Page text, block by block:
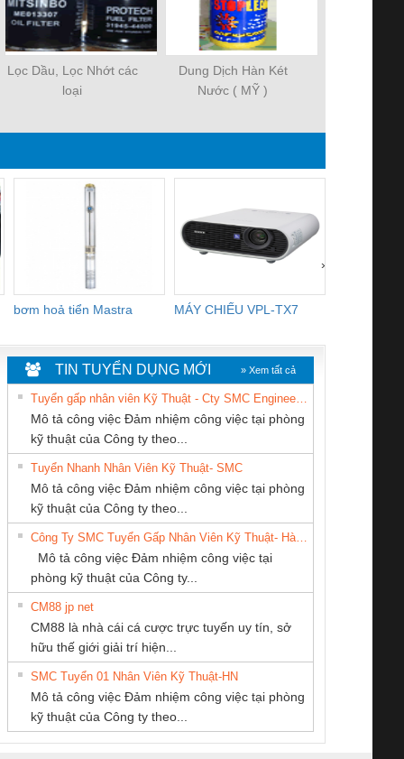
Lọc Dầu, Lọc Nhớt các
loại
Dung Dịch Hàn Két
Nước ( MỸ )
bơm hoả tiển Mastra MÁY CHIẾU VPL-TX7
›
An Toàn
Contact
– PSR-
SCP-
FSP/2X1/1X2
sát chuỗi
tấm pin
16I+
(2502520000)
Bộ giám sát chuỗi
tấm pin
TRANSCLINIC 16I+
1K5 L (2433950000)
Bộ giám sát dòng
TRANSCLINIC 16I+
(2008130000)
Bộ chỉnh lưu nguồn
điện TRANSCLINIC
BKE 1K5.4
(7791400879)2. Giá
Nẹp nhôm chống
trơn Đà Nẵng
Dong Cang
LTD
CONG TY TNHH
TM-DV DAI DONG
THANH
CÔNG TY TNHH
THIÊN ÂN VIỆT
NAM
TY TNHH
MARINE
Thiết Bị Điện Nam
Quốc Thịnh
Thương Mại SX
TIN TUYỂN DỤNG MỚI » Xem tất cả
Mô tả công việc Đảm nhiệm công việc tại phòng
kỹ thuật của Công ty theo...
Tuyển Nhanh Nhân Viên Kỹ Thuật- SMC
Mô tả công việc Đảm nhiệm công việc tại phòng
kỹ thuật của Công ty theo...
Mô tả công việc Đảm nhiệm công việc tại
phòng kỹ thuật của Công ty...
CM88 jp net
CM88 là nhà cái cá cược trực tuyến uy tín, sở
hữu thế giới giải trí hiện...
SMC Tuyển 01 Nhân Viên Kỹ Thuật-HN
Mô tả công việc Đảm nhiệm công việc tại phòng
kỹ thuật của Công ty theo...